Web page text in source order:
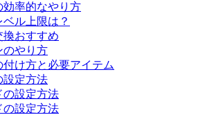
効率的なやり方
ル上限は？
換おすすめ
のやり方
付け方と必要アイテム
設定方法
の設定方法
の設定方法